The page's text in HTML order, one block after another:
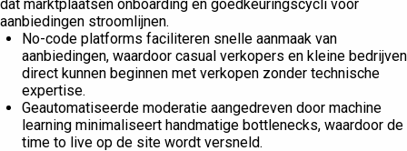
dat marktplaatsen onboarding en goedkeuringscycli voor
aanbiedingen stroomlijnen.
No-code platforms faciliteren snelle aanmaak van
aanbiedingen, waardoor casual verkopers en kleine bedrijven
direct kunnen beginnen met verkopen zonder technische
expertise.
Geautomatiseerde moderatie aangedreven door machine
learning minimaliseert handmatige bottlenecks, waardoor de
time to live op de site wordt versneld.